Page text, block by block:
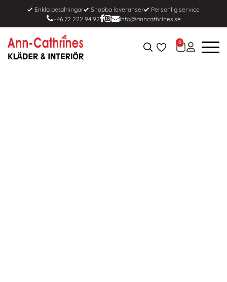
+46 72 222 94 92
Enkla betalningar Snabba leveranser
Personlig service
info@anncathrines.se
0